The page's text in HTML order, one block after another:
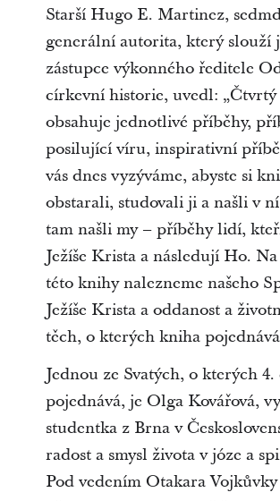
Starší Hugo E. Martinez,
generální autorita, který slouží
zástupce výkonného ředitele
církevní historie, uvedl:
obsahuje jednotlivé příběhy,
posilující víru, inspirativní
vás dnes vyzýváme, abyste si
obstarali, studovali ji a našli v
tam našli my – příběhy lidí,
Ježíše Krista a následují Ho.
této knihy nalezneme našeho
Ježíše Krista a oddanost a
těch, o kterých kniha
Jednou ze Svatých, o kterých
pojednává, je Olga Kovářová,
studentka z Brna v
radost a smysl života v józe a
Pod vedením Otakara